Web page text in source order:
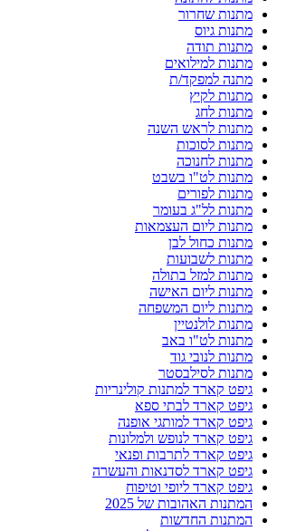
מתנות שחרור
מתנות גיוס
מתנות תודה
מתנות למילואים
מתנה למפקד/ת
מתנות לקיץ
מתנות לחג
מתנות לראש השנה
מתנות לסוכות
מתנות לחנוכה
מתנות לט"ו בשבט
מתנות לפורים
מתנות לל"ג בעומר
מתנות ליום העצמאות
מתנות כחול לבן
מתנות לשבועות
מתנות למזל בתולה
מתנות ליום האישה
מתנות ליום המשפחה
מתנות לולנטיין
מתנות לט"ו באב
מתנות לנובי גוד
מתנות לסילבסטר
גיפט קארד למתנות קולינריות
גיפט קארד לבתי ספא
גיפט קארד למותגי אופנה
גיפט קארד לנופש ולמלונות
גיפט קארד לתרבות ופנאי
גיפט קארד לסדנאות והעשרה
גיפט קארד ליופי וטיפוח
המתנות האהובות של 2025
המתנות החדשות